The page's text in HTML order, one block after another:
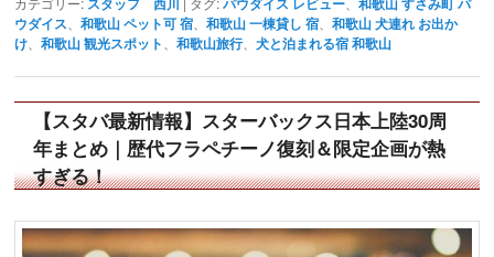
ウダイス 、和歌山 ペット可 宿 、和歌山 一棟貸し 宿 、和歌山 犬連れ お出か
け 、和歌山 観光スポット 、和歌山旅行、犬と泊まれる宿 和歌山
【スタバ最新情報】スターバックス日本上陸30周
年まとめ｜歴代フラペチーノ復刻＆限定企画が熱
すぎる！